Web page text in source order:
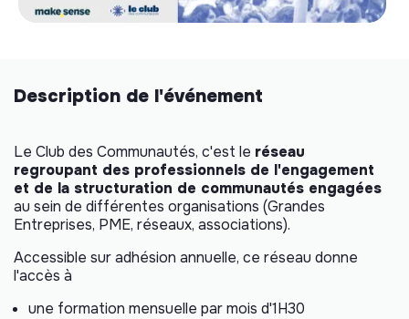
Description de l'événement
Le Club des Communautés, c'est le réseau
regroupant des professionnels de l'engagement
et de la structuration de communautés engagées
au sein de différentes organisations (Grandes
Entreprises, PME, réseaux, associations).
Accessible sur adhésion annuelle, ce réseau donne
l'accès à
une formation mensuelle par mois d'1H30